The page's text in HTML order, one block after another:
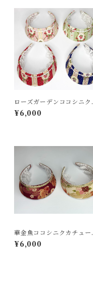
ローズガーデンココシニク
チューシャ
¥6,000
華金魚ココシニクカチュー
ャ
¥6,000